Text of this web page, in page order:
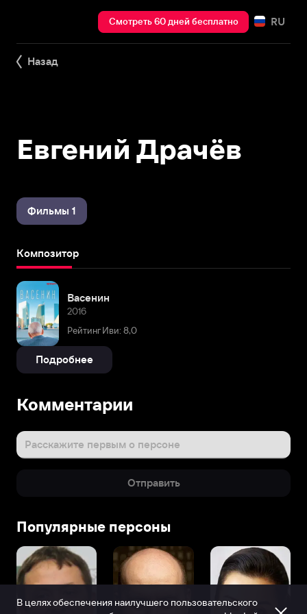
Смотреть 60 дней бесплатно RU
Назад
Евгений Драчёв
Фильмы 1
Композитор
Васенин
2016
Рейтинг Иви: 8,0
Подробнее
Комментарии
Расскажите первым о персоне
Отправить
Популярные персоны
В целях обеспечения наилучшего пользовательского